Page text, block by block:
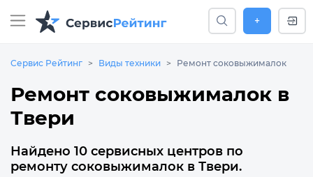
+
Сервис Рейтинг Виды техники Ремонт соковыжималок
Ремонт соковыжималок в
Твери
Найдено 10 сервисных центров по
ремонту соковыжималок в Твери.